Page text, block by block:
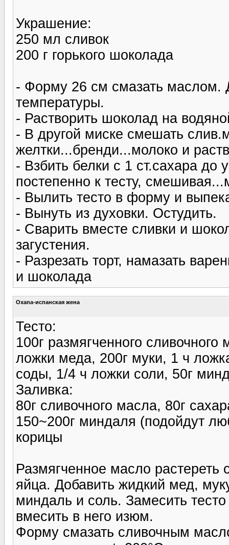
Украшение:
250 мл сливок
200 г горького шоколада
- Форму 26 см смазать маслом.
температуры.
- Растворить шоколад на
- В другой миске смешать
желтки...бренди...молоко и
- Взбить белки с 1 ст.сахара до
постепенно к тесту,
- Вылить тесто в форму и
- Вынуть из духовки. Остудить.
- Сварить вместе сливки и
загустения.
- Разрезать торт, намазать
и шоколада
Oxana-испанская жена
Тесто:
100г размягченного
ложки меда, 200г муки, 1 ч
соды, 1/4 ч ложки соли, 50г
Заливка:
80г сливочного масла, 80г
150~200г миндаля (подойдут
корицы
Размягченное масло
яйца. Добавить жидкий мед,
миндаль и соль. Замесить
вмесить в него изюм.
Форму смазать сливочным